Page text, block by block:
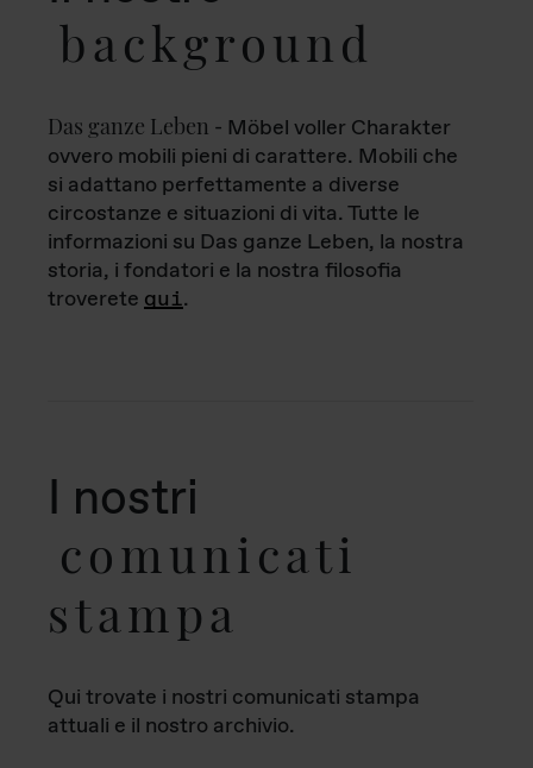
background
Das ganze Leben - Möbel voller Charakter
ovvero mobili pieni di carattere. Mobili che
si adattano perfettamente a diverse
circostanze e situazioni di vita. Tutte le
informazioni su Das ganze Leben, la nostra
storia, i fondatori e la nostra filosofia
troverete qui.
I nostri
comunicati
stampa
Qui trovate i nostri comunicati stampa
attuali e il nostro archivio.